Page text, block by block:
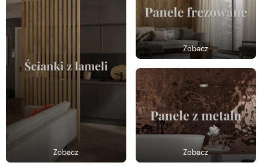
Zobacz
Zobacz
Zobacz